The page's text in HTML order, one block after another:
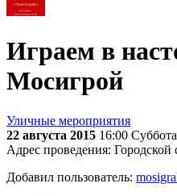
Играем в
Мосигрой
Уличные мероприятия
22 августа 2015 16:00 Суббота
Адрес проведения: Городской
Добавил пользователь: